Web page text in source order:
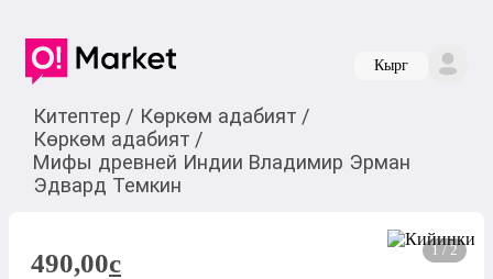
Кырг
Китептер / Көркөм адабият /
Көркөм адабият /
Мифы древней Индии Владимир Эрман
Эдвард Темкин
1 / 2
490,00c